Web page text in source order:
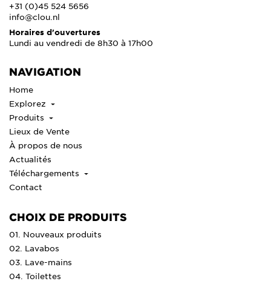
+31 (0)45 524 5656
info@clou.nl
Horaires d'ouvertures
Lundi au vendredi de 8h30 à 17h00
NAVIGATION
Home
Explorez
Produits
Lieux de Vente
À propos de nous
Actualités
Téléchargements
Contact
CHOIX DE PRODUITS
01. Nouveaux produits
02. Lavabos
03. Lave-mains
04. Toilettes